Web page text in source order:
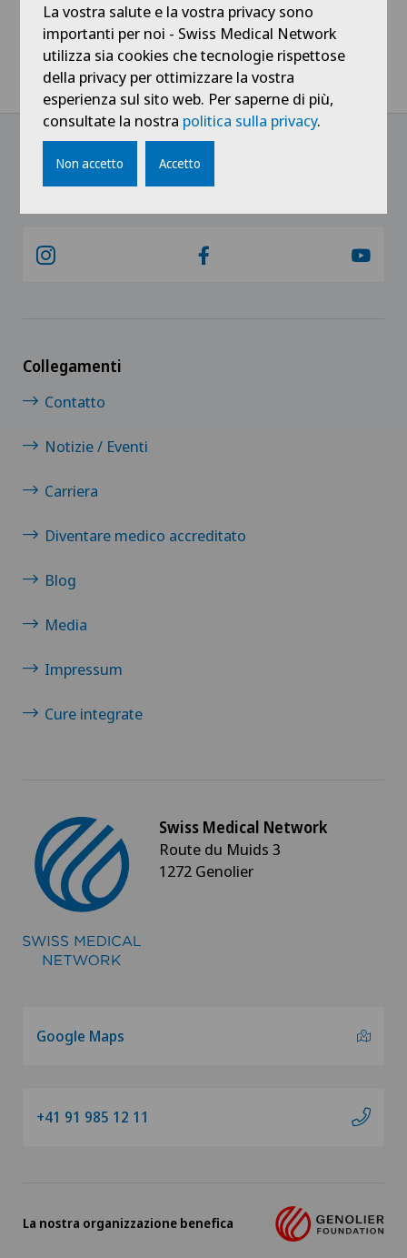
Home
Notizie / Eventi
Un mois en rose : Octobre rose et la sensibilisation au cancer du
sein
Collegamenti
Contatto
Notizie / Eventi
Carriera
Diventare medico accreditato
Blog
Media
Impressum
Cure integrate
Swiss Medical Network
Route du Muids 3
1272 Genolier
Google Maps
+41 91 985 12 11
La nostra organizzazione benefica
La vostra salute e la vostra privacy sono
importanti per noi - Swiss Medical Network
utilizza sia cookies che tecnologie rispettose
della privacy per ottimizzare la vostra
esperienza sul sito web. Per saperne di più,
consultate la nostra politica sulla privacy.
Non accetto Accetto